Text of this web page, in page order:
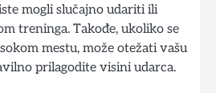
mogli slučajno udariti ili
treninga. Takođe, ukoliko se
mestu, može otežati vašu
prilagodite visini udarca.